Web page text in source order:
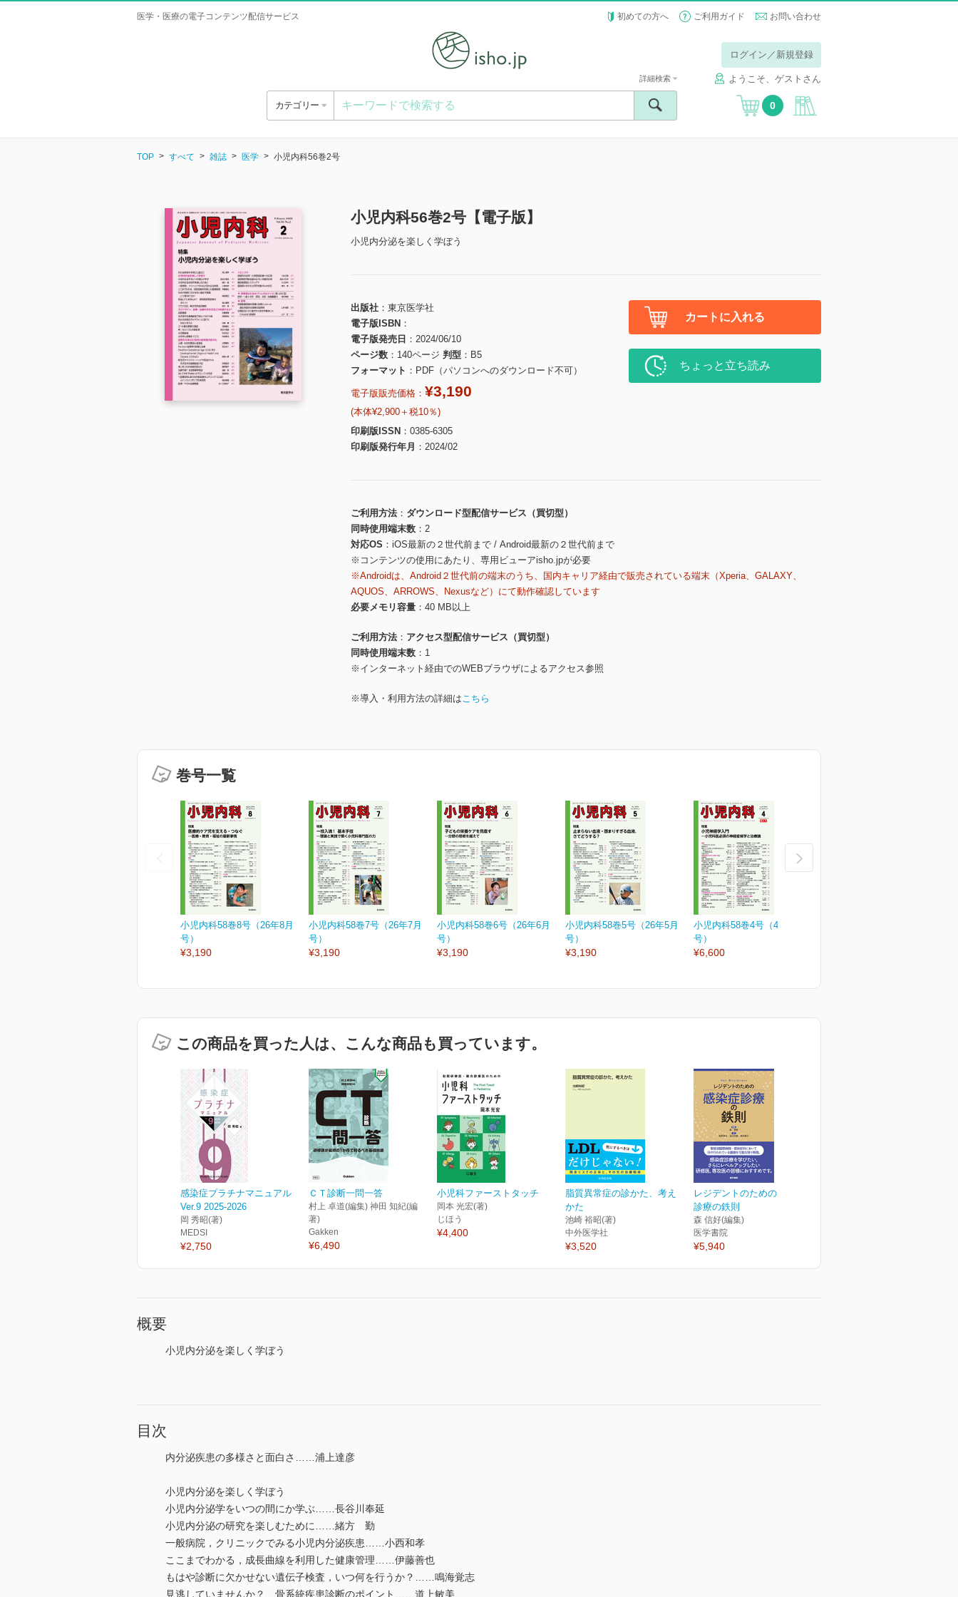
医学・医療の電子コンテンツ配信サービス 初めての方へ ご利用ガイド お問い合わせ
ログイン／新規登録
ようこそ、ゲストさん
カテゴリー
詳細検索
0
TOP すべて 雑誌 医学 小児内科56巻2号
小児内科56巻2号【電子版】
小児内分泌を楽しく学ぼう
出版社
東京医学社
電子版ISBN
電子版発売日
2024/06/10
ページ数
140ページ 判型
B5
フォーマット
PDF（パソコンへのダウンロード不可）
電子版販売価格： ¥3,190
(本体¥2,900＋税10％)
印刷版ISSN
0385-6305
印刷版発行年月
2024/02
カートに入れる
ちょっと立ち読み
ご利用方法
ダウンロード型配信サービス（買切型）
同時使用端末数
2
対応OS
iOS最新の２世代前まで / Android最新の２世代前まで
※コンテンツの使用にあたり、専用ビューアisho.jpが必要
※Androidは、Android２世代前の端末のうち、国内キャリア経由で販売されている端末（Xperia、GALAXY、
AQUOS、ARROWS、Nexusなど）にて動作確認しています
必要メモリ容量
40 MB以上
ご利用方法
アクセス型配信サービス（買切型）
同時使用端末数
1
※インターネット経由でのWEBブラウザによるアクセス参照
※導入・利用方法の詳細はこちら
巻号一覧
小児内科58巻8号（26年8月
号）
¥3,190
小児内科58巻7号（26年7月
号）
¥3,190
小児内科58巻6号（26年6月
号）
¥3,190
小児内科58巻5号（26年5月
号）
¥3,190
小児内科58巻4号（4月増大
号）
¥6,600
この商品を買った人は、こんな商品も買っています。
感染症プラチナマニュアル
Ver.9 2025-2026
岡 秀昭(著)
MEDSI
¥2,750
ＣＴ診断一問一答
村上 卓道(編集) 神田 知紀(編
著)
Gakken
¥6,490
小児科ファーストタッチ
岡本 光宏(著)
じほう
¥4,400
脂質異常症の診かた、考え
かた
池崎 裕昭(著)
中外医学社
¥3,520
レジデントのための感染症
診療の鉄則
森 信好(編集)
医学書院
¥5,940
概要
小児内分泌を楽しく学ぼう
目次
内分泌疾患の多様さと面白さ……浦上達彦
小児内分泌を楽しく学ぼう
小児内分泌学をいつの間にか学ぶ……長谷川奉延
小児内分泌の研究を楽しむために……緒方 勤
一般病院，クリニックでみる小児内分泌疾患……小西和孝
ここまでわかる，成長曲線を利用した健康管理……伊藤善也
もはや診断に欠かせない遺伝子検査，いつ何を行うか？……鳴海覚志
見逃していませんか？ 骨系統疾患診断のポイント……道上敏美